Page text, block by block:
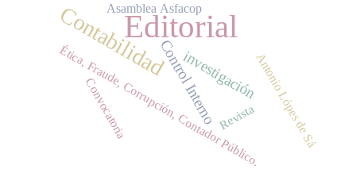
Editorial
ContabilidadControl Interno
investigación
Ética, Fraude, Corrupción, Contador Público.Antonio Lópes de Sá
Asamblea Asfacop
Revista
Convocatoria